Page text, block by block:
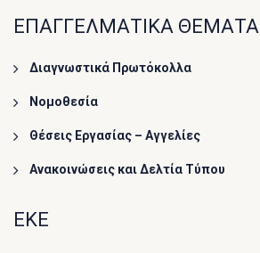
ΕΠΑΓΓΕΛΜΑΤΙΚΑ ΘΕΜΑΤΑ
Διαγνωστικά Πρωτόκολλα
Νομοθεσία
Θέσεις Εργασίας – Αγγελίες
Ανακοινώσεις και Δελτία Τύπου
ΕΚΕ